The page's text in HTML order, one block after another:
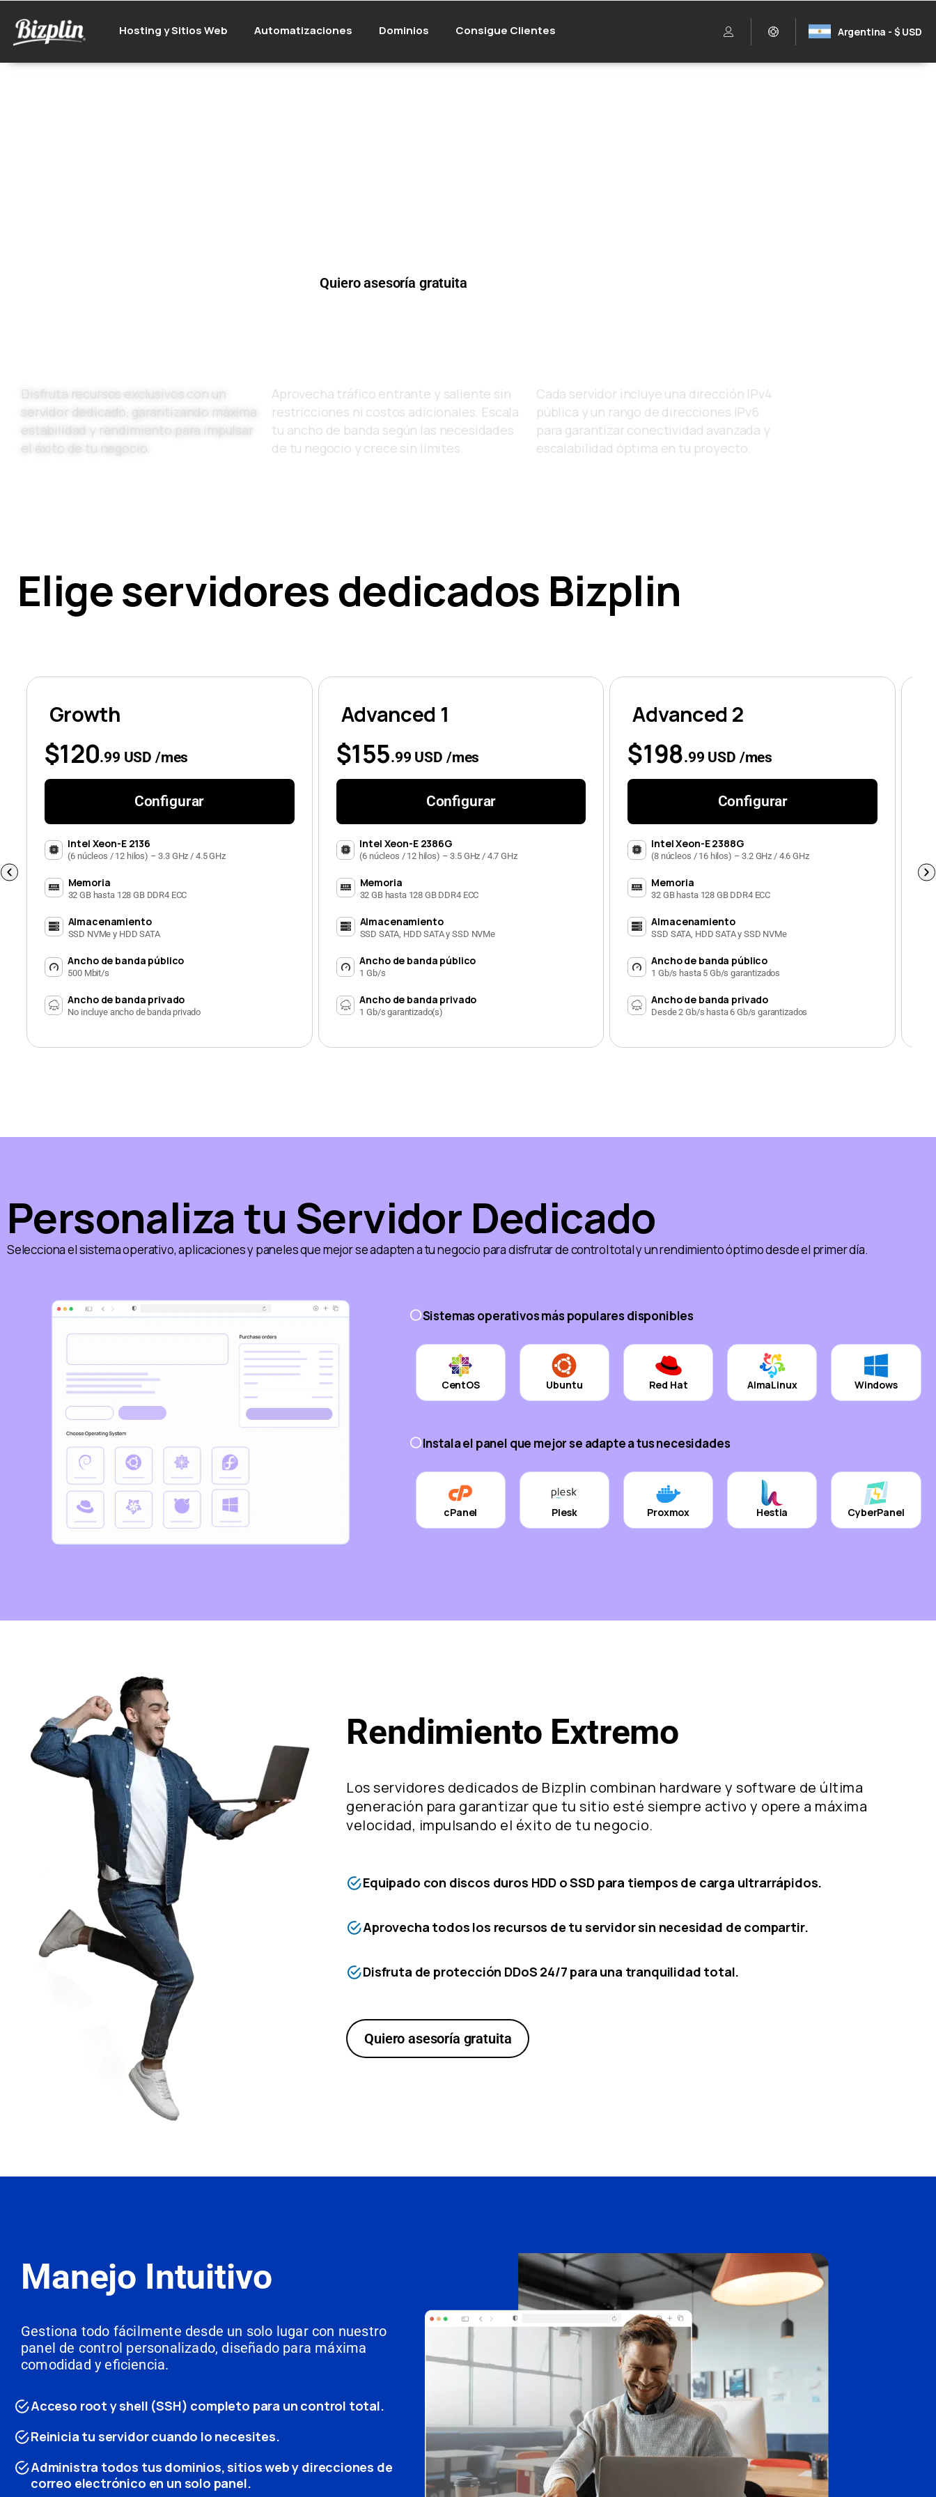
Hosting y Sitios Web Automatizaciones Dominios Consigue Clientes Argentina - $ USD
Quiero asesoría gratuita
Disfruta recursos exclusivos con un
servidor dedicado, garantizando máxima
estabilidad y rendimiento para impulsar
el éxito de tu negocio.
Aprovecha tráfico entrante y saliente sin
restricciones ni costos adicionales. Escala
tu ancho de banda según las necesidades
de tu negocio y crece sin límites.
Cada servidor incluye una dirección IPv4
pública y un rango de direcciones IPv6
para garantizar conectividad avanzada y
escalabilidad óptima en tu proyecto.
Elige servidores dedicados Bizplin
Growth
$120.99 USD /mes
Configurar
Intel Xeon-E 2136
(6 núcleos / 12 hilos) – 3.3 GHz / 4.5 GHz
Memoria
32 GB hasta 128 GB DDR4 ECC
Almacenamiento
SSD NVMe y HDD SATA
Ancho de banda público
500 Mbit/s
Ancho de banda privado
No incluye ancho de banda privado
Advanced 1
$155.99 USD /mes
Configurar
Intel Xeon-E 2386G
(6 núcleos / 12 hilos) – 3.5 GHz / 4.7 GHz
Memoria
32 GB hasta 128 GB DDR4 ECC
Almacenamiento
SSD SATA, HDD SATA y SSD NVMe
Ancho de banda público
1 Gb/s
Ancho de banda privado
1 Gb/s garantizado(s)
Advanced 2
$198.99 USD /mes
Configurar
Intel Xeon-E 2388G
(8 núcleos / 16 hilos) – 3.2 GHz / 4.6 GHz
Memoria
32 GB hasta 128 GB DDR4 ECC
Almacenamiento
SSD SATA, HDD SATA y SSD NVMe
Ancho de banda público
1 Gb/s hasta 5 Gb/s garantizados
Ancho de banda privado
Desde 2 Gb/s hasta 6 Gb/s garantizados
Personaliza tu Servidor Dedicado
Selecciona el sistema operativo, aplicaciones y paneles que mejor se adapten a tu negocio para disfrutar de control total y un rendimiento óptimo desde el primer día.
Sistemas operativos más populares disponibles
CentOS Ubuntu Red Hat AlmaLinux Windows
Instala el panel que mejor se adapte a tus necesidades
cPanel Plesk Proxmox Hestia CyberPanel
Rendimiento Extremo
Los servidores dedicados de Bizplin combinan hardware y software de última
generación para garantizar que tu sitio esté siempre activo y opere a máxima
velocidad, impulsando el éxito de tu negocio.
Equipado con discos duros HDD o SSD para tiempos de carga ultrarrápidos.
Aprovecha todos los recursos de tu servidor sin necesidad de compartir.
Disfruta de protección DDoS 24/7 para una tranquilidad total.
Quiero asesoría gratuita
Manejo Intuitivo
Gestiona todo fácilmente desde un solo lugar con nuestro
panel de control personalizado, diseñado para máxima
comodidad y eficiencia.
Acceso root y shell (SSH) completo para un control total.
Reinicia tu servidor cuando lo necesites.
Administra todos tus dominios, sitios web y direcciones de
correo electrónico en un solo panel.